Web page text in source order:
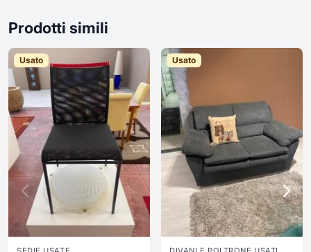
Prodotti simili
Usato Usato